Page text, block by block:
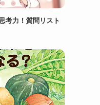
考力！質問リスト